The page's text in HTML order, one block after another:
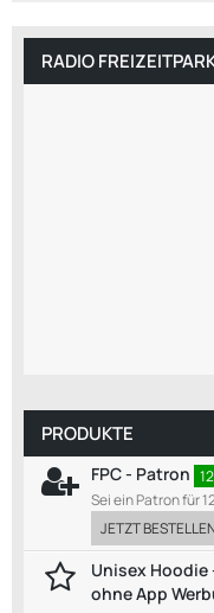
RADIO
PRODUKTE
FPC - Patron
Sei ein Patron für
JETZT
Unisex Hoodie
ohne App